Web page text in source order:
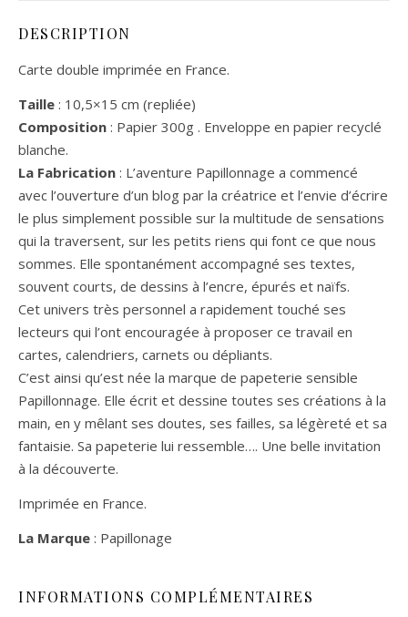
DESCRIPTION
Carte double imprimée en France.
Taille : 10,5×15 cm (repliée)
Composition : Papier 300g . Enveloppe en papier recyclé
blanche.
La Fabrication : L’aventure Papillonnage a commencé
avec l’ouverture d’un blog par la créatrice et l’envie d’écrire
le plus simplement possible sur la multitude de sensations
qui la traversent, sur les petits riens qui font ce que nous
sommes. Elle spontanément accompagné ses textes,
souvent courts, de dessins à l’encre, épurés et naïfs.
Cet univers très personnel a rapidement touché ses
lecteurs qui l’ont encouragée à proposer ce travail en
cartes, calendriers, carnets ou dépliants.
C’est ainsi qu’est née la marque de papeterie sensible
Papillonnage. Elle écrit et dessine toutes ses créations à la
main, en y mêlant ses doutes, ses failles, sa légèreté et sa
fantaisie. Sa papeterie lui ressemble…. Une belle invitation
à la découverte.
Imprimée en France.
La Marque : Papillonage
INFORMATIONS COMPLÉMENTAIRES